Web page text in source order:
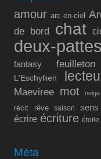
amour arc-en-ciel
de bord chat
deux-pattes
fantasy feuilleton
L'Eschyllien
Maeviree mot neige
récit rêve saison sens
écrire écriture étoile
Méta